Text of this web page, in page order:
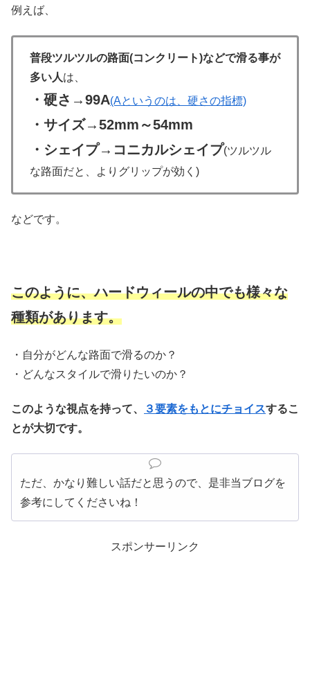
例えば、
普段ツルツルの路面(コンクリート)などで滑る事が
多い人は、
・硬さ→99A(Aというのは、硬さの指標)
・サイズ→52mm～54mm
・シェイプ→コニカルシェイプ(ツルツル
な路面だと、よりグリップが効く)
などです。
このように、ハードウィールの中でも様々な
種類があります。
・自分がどんな路面で滑るのか？
・どんなスタイルで滑りたいのか？
このような視点を持って、 ３要素をもとにチョイスするこ
とが大切です。
ただ、かなり難しい話だと思うので、是非当ブログを
参考にしてくださいね！
スポンサーリンク